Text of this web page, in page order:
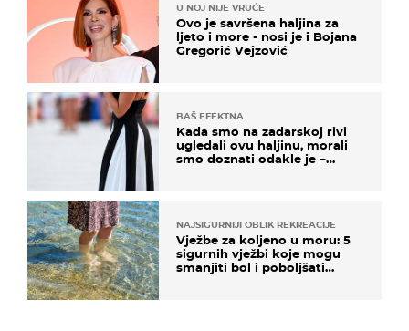
U NOJ NIJE VRUĆE
Ovo je savršena haljina za
ljeto i more - nosi je i Bojana
Gregorić Vejzović
BAŠ EFEKTNA
Kada smo na zadarskoj rivi
ugledali ovu haljinu, morali
smo doznati odakle je –
NAJSIGURNIJI OBLIK REKREACIJE
Vježbe za koljeno u moru: 5
sigurnih vježbi koje mogu
smanjiti bol i poboljšati